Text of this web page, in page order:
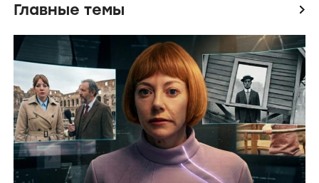
Главные темы icon